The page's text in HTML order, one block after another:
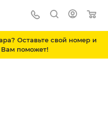
Оставьте свой номер и
поможет!